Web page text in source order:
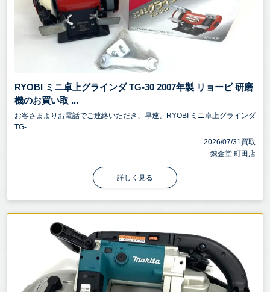
RYOBI ミニ卓上グラインダ TG-30 2007年製 リョービ 研磨
機のお買い取 ...
お客さまよりお電話でご連絡いただき、早速、RYOBI ミニ卓上グラインダ
TG-...
2026/07/31買取
錬金堂 町田店
詳しく見る